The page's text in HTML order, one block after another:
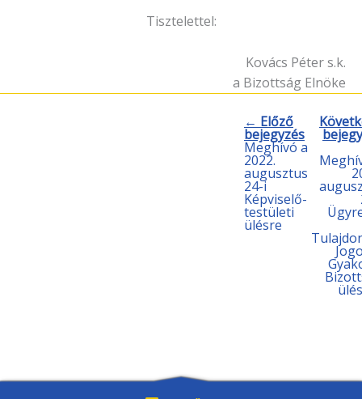
Tisztelettel:
Kovács Péter s.k.
a Bizottság Elnöke
← Előző
bejegyzés
Meghívó a
2022.
augusztus
24-i
Képviselő-
testületi
ülésre